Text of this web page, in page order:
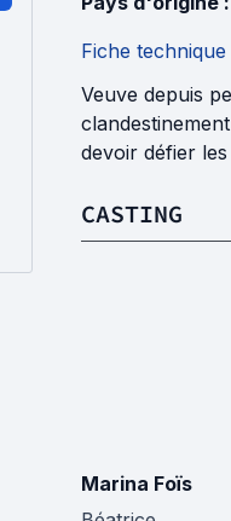
Fiche technique
Veuve depuis
devoir défier
CASTING
Marina Foïs